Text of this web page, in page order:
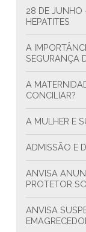
28 DE JUNHO - DIA MUNDIAL DE LUTA CONTRA AS
HEPATITES
A IMPORTÂNCIA DOS TREINAMENTOS DE
SEGURANÇA
A MATERNIDADE E O TRABALHO, É POSSÍVEL
CONCILIAR?
A MULHER
ADMISSÃO
ANVISA ANUNCIA NOVAS REGRAS PARA O
PROTETOR
ANVISA SUSPENDE LOTES DE ANTIDEPRESSIVO E